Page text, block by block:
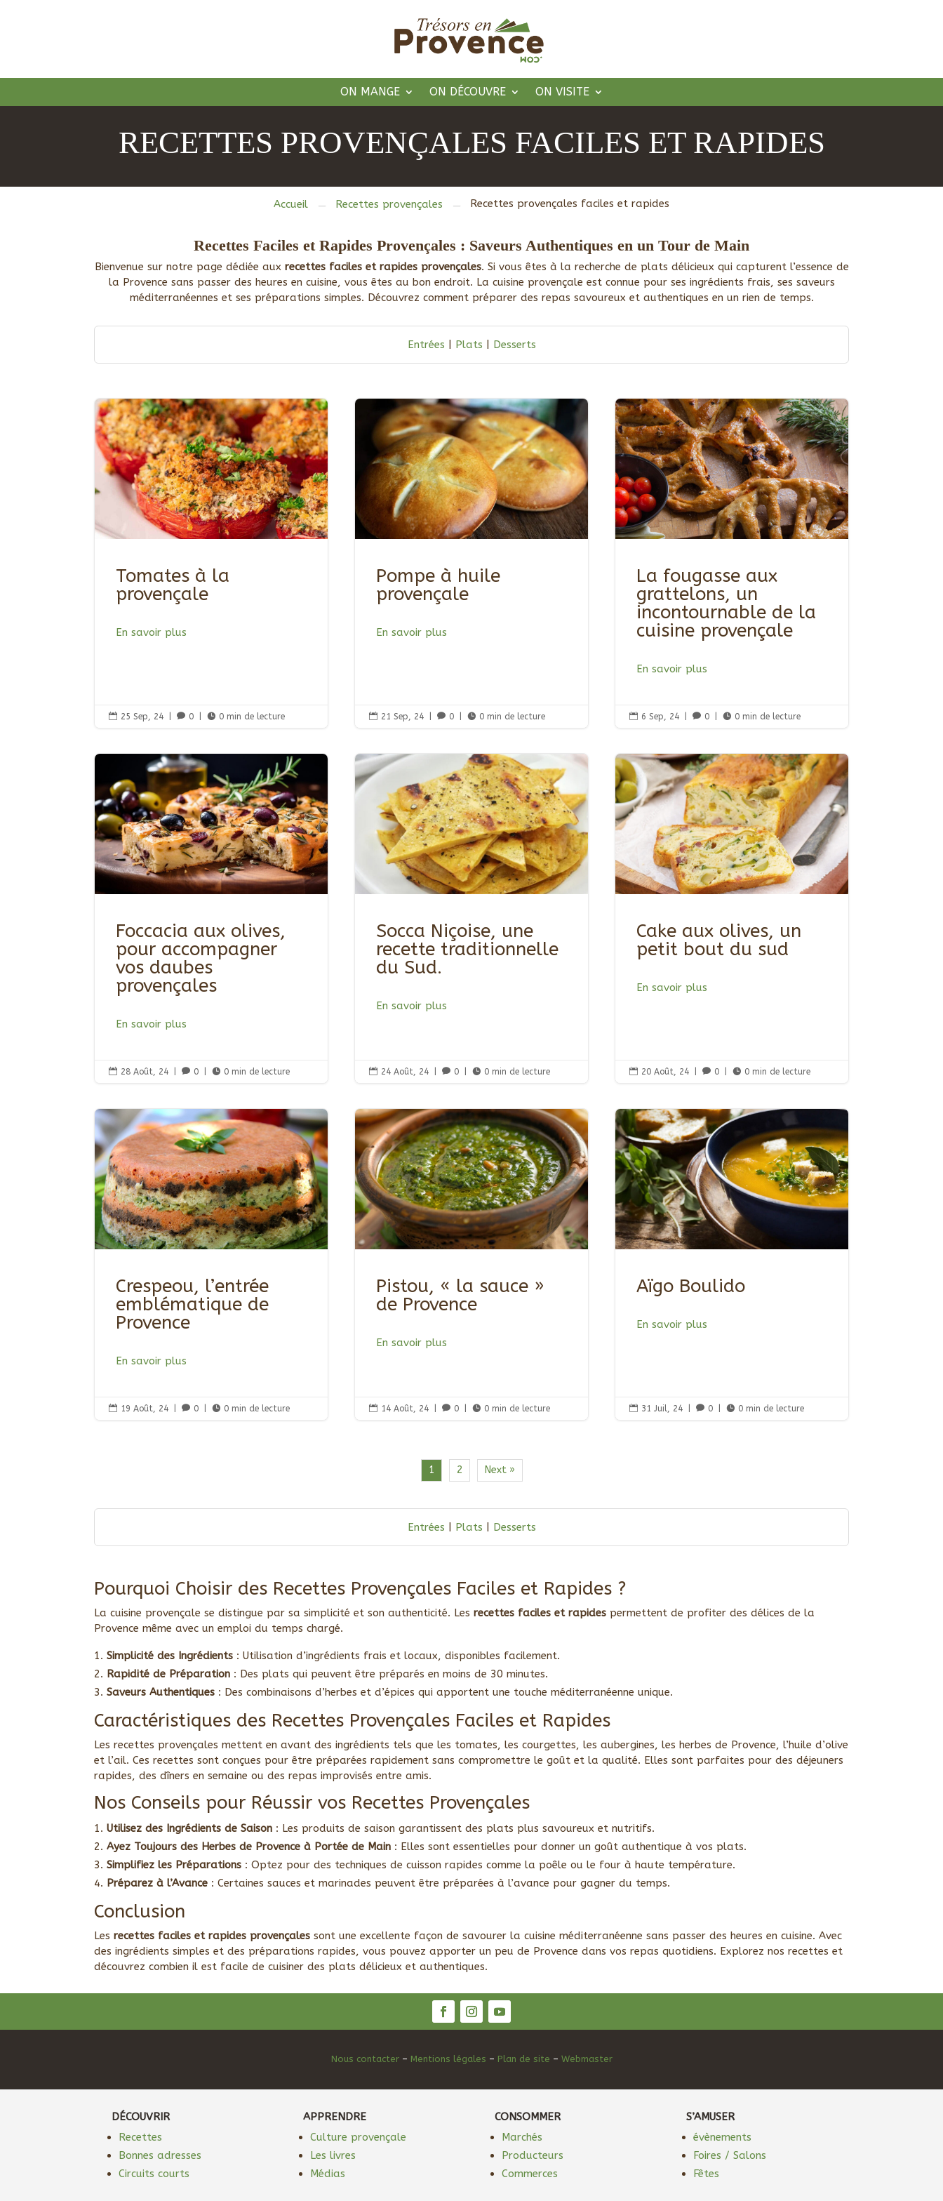
ON MANGE ON DÉCOUVRE ON VISITE
RECETTES PROVENÇALES FACILES ET RAPIDES
Accueil K Recettes provençales K Recettes provençales faciles et rapides
Recettes Faciles et Rapides Provençales : Saveurs Authentiques en un Tour de Main
Bienvenue sur notre page dédiée aux recettes faciles et rapides provençales. Si vous êtes à la recherche de plats délicieux qui capturent l’essence de
la Provence sans passer des heures en cuisine, vous êtes au bon endroit. La cuisine provençale est connue pour ses ingrédients frais, ses saveurs
méditerranéennes et ses préparations simples. Découvrez comment préparer des repas savoureux et authentiques en un rien de temps.
Entrées Plats Desserts
Tomates à la
provençale
En savoir plus
 25 Sep, 24  0  0 min de lecture
Pompe à huile
provençale
En savoir plus
 21 Sep, 24  0  0 min de lecture
La fougasse aux
grattelons, un
incontournable de la
cuisine provençale
En savoir plus
 6 Sep, 24  0  0 min de lecture
Foccacia aux olives,
pour accompagner
vos daubes
provençales
En savoir plus
 28 Août, 24  0  0 min de lecture
Socca Niçoise, une
recette traditionnelle
du Sud.
En savoir plus
 24 Août, 24  0  0 min de lecture
Cake aux olives, un
petit bout du sud
En savoir plus
 20 Août, 24  0  0 min de lecture
Crespeou, l’entrée
emblématique de
Provence
En savoir plus
 19 Août, 24  0  0 min de lecture
Pistou, « la sauce »
de Provence
En savoir plus
 14 Août, 24  0  0 min de lecture
Aïgo Boulido
En savoir plus
 31 Juil, 24  0  0 min de lecture
1 2 Next »
Entrées Plats Desserts
Pourquoi Choisir des Recettes Provençales Faciles et Rapides ?
La cuisine provençale se distingue par sa simplicité et son authenticité. Lesrecettes faciles et rapides permettent de profiter des délices de la
Provence même avec un emploi du temps chargé.
Simplicité des Ingrédients : Utilisation d’ingrédients frais et locaux, disponibles facilement.
Rapidité de Préparation : Des plats qui peuvent être préparés en moins de 30 minutes.
Saveurs Authentiques : Des combinaisons d’herbes et d’épices qui apportent une touche méditerranéenne unique.
Caractéristiques des Recettes Provençales Faciles et Rapides
Les recettes provençales mettent en avant des ingrédients tels que les tomates, les courgettes, les aubergines, les herbes de Provence, l’huile d’olive
et l’ail. Ces recettes sont conçues pour être préparées rapidement sans compromettre le goût et la qualité. Elles sont parfaites pour des déjeuners
rapides, des dîners en semaine ou des repas improvisés entre amis.
Nos Conseils pour Réussir vos Recettes Provençales
Utilisez des Ingrédients de Saison : Les produits de saison garantissent des plats plus savoureux et nutritifs.
Ayez Toujours des Herbes de Provence à Portée de Main : Elles sont essentielles pour donner un goût authentique à vos plats.
Simplifiez les Préparations : Optez pour des techniques de cuisson rapides comme la poêle ou le four à haute température.
Préparez à l’Avance : Certaines sauces et marinades peuvent être préparées à l’avance pour gagner du temps.
Conclusion
Lesrecettes faciles et rapides provençales sont une excellente façon de savourer la cuisine méditerranéenne sans passer des heures en cuisine. Avec
des ingrédients simples et des préparations rapides, vous pouvez apporter un peu de Provence dans vos repas quotidiens. Explorez nos recettes et
découvrez combien il est facile de cuisiner des plats délicieux et authentiques.
Nous contacter– Mentions légales – Plan de site – Webmaster
DÉCOUVRIR
Recettes
Bonnes adresses
Circuits courts
APPRENDRE
Culture provençale
Les livres
Médias
CONSOMMER
Marchés
Producteurs
Commerces
S’AMUSER
évènements
Foires / Salons
Fêtes